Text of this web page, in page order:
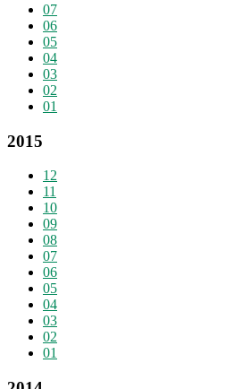
07
06
05
04
03
02
01
2015
12
11
10
09
08
07
06
05
04
03
02
01